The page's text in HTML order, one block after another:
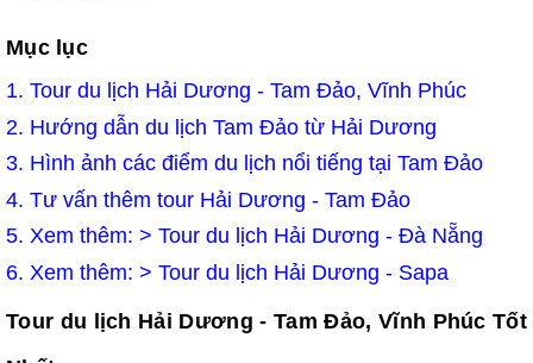
Mục lục
1. Tour du lịch Hải Dương - Tam Đảo, Vĩnh Phúc
2. Hướng dẫn du lịch Tam Đảo từ Hải Dương
3. Hình ảnh các điểm du lịch nổi tiếng tại Tam Đảo
4. Tư vấn thêm tour Hải Dương - Tam Đảo
5. Xem thêm: > Tour du lịch Hải Dương - Đà Nẵng
6. Xem thêm: > Tour du lịch Hải Dương - Sapa
Tour du lịch Hải Dương - Tam Đảo, Vĩnh Phúc Tốt